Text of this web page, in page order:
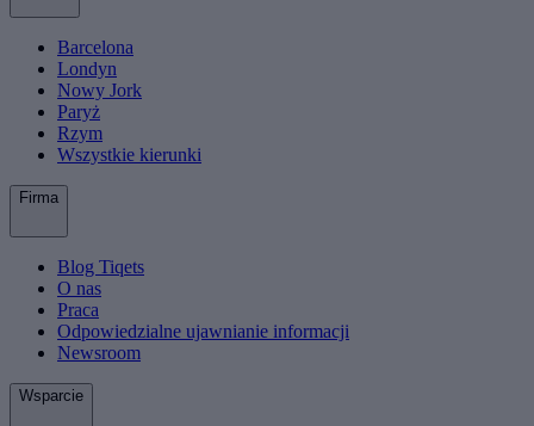
Barcelona
Londyn
Nowy Jork
Paryż
Rzym
Wszystkie kierunki
Firma
Blog Tiqets
O nas
Praca
Odpowiedzialne ujawnianie informacji
Newsroom
Wsparcie